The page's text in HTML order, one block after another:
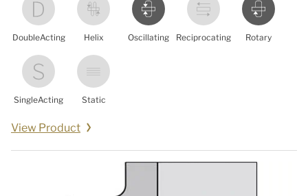
DoubleActing Helix Oscillating Reciprocating Rotary
SingleActing Static
View Product